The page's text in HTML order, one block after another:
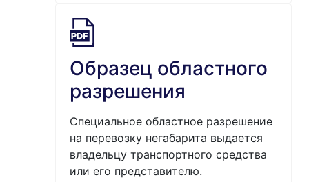
Образец областного
разрешения
Специальное областное разрешение
на перевозку негабарита выдается
владельцу транспортного средства
или его представителю.